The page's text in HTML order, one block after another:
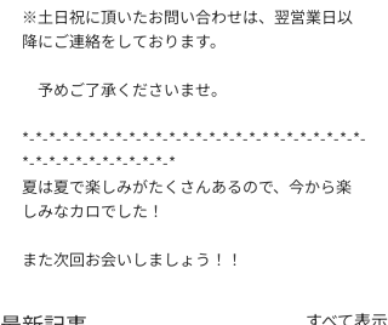
※土日祝に頂いたお問い合わせは、翌営業日以
降にご連絡をしております。
予めご了承くださいませ。
*-*-*-*-*-*-*-*-*-*-*-*-*-*-*-*-*-*-* *-*-*-*-*-*-*-
*-*-*-*-*-*-*-*-*-*-*-*
夏は夏で楽しみがたくさんあるので、今から楽
しみなカロでした！
また次回お会いしましょう！！
すべて表示